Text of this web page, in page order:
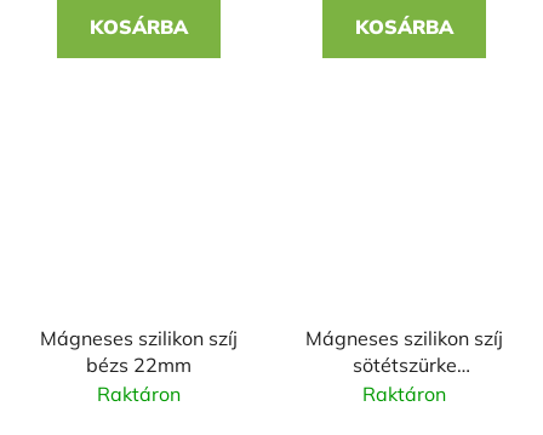
KOSÁRBA KOSÁRBA
Mágneses szilikon szíj
bézs 22mm
Raktáron
Mágneses szilikon szíj
sötétszürke
narancssárgával
Raktáron